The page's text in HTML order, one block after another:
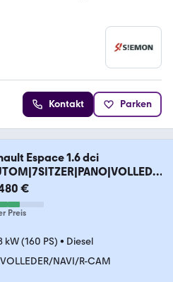
Kontakt Parken
Espace 1.6 dci
€
Preis
kW (160 PS) • Diesel
VOLLEDER/NAVI/R-CAM